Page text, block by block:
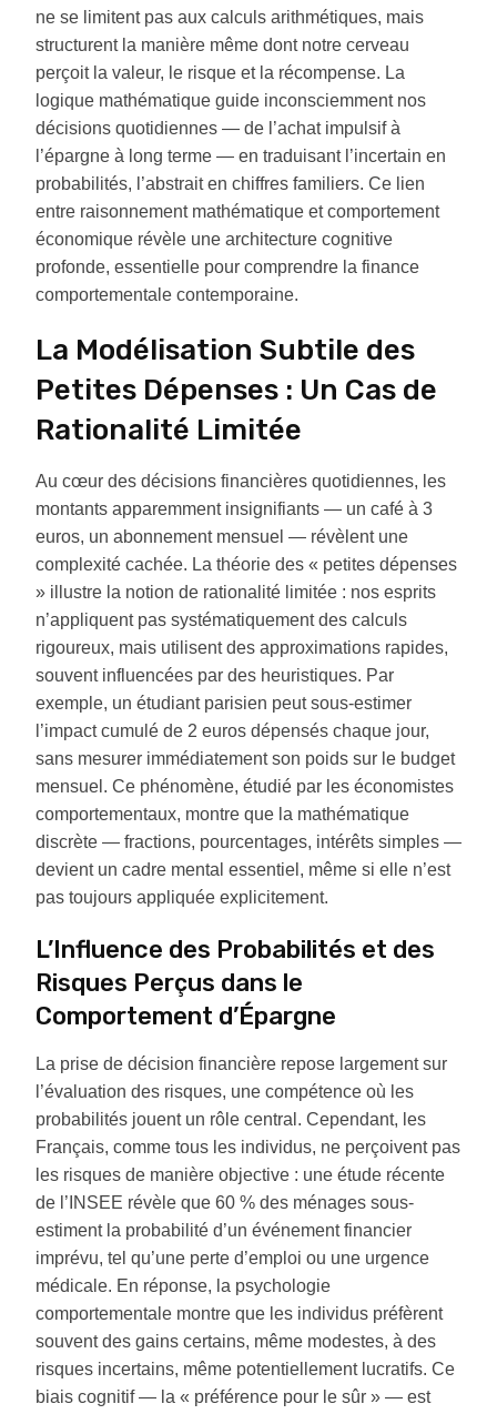
ne se limitent pas aux calculs arithmétiques, mais
structurent la manière même dont notre cerveau
perçoit la valeur, le risque et la récompense. La
logique mathématique guide inconsciemment nos
décisions quotidiennes — de l’achat impulsif à
l’épargne à long terme — en traduisant l’incertain en
probabilités, l’abstrait en chiffres familiers. Ce lien
entre raisonnement mathématique et comportement
économique révèle une architecture cognitive
profonde, essentielle pour comprendre la finance
comportementale contemporaine.
La Modélisation Subtile des
Petites Dépenses : Un Cas de
Rationalité Limitée
Au cœur des décisions financières quotidiennes, les
montants apparemment insignifiants — un café à 3
euros, un abonnement mensuel — révèlent une
complexité cachée. La théorie des « petites dépenses
» illustre la notion de rationalité limitée : nos esprits
n’appliquent pas systématiquement des calculs
rigoureux, mais utilisent des approximations rapides,
souvent influencées par des heuristiques. Par
exemple, un étudiant parisien peut sous-estimer
l’impact cumulé de 2 euros dépensés chaque jour,
sans mesurer immédiatement son poids sur le budget
mensuel. Ce phénomène, étudié par les économistes
comportementaux, montre que la mathématique
discrète — fractions, pourcentages, intérêts simples —
devient un cadre mental essentiel, même si elle n’est
pas toujours appliquée explicitement.
L’Influence des Probabilités et des
Risques Perçus dans le
Comportement d’Épargne
La prise de décision financière repose largement sur
l’évaluation des risques, une compétence où les
probabilités jouent un rôle central. Cependant, les
Français, comme tous les individus, ne perçoivent pas
les risques de manière objective : une étude récente
de l’INSEE révèle que 60 % des ménages sous-
estiment la probabilité d’un événement financier
imprévu, tel qu’une perte d’emploi ou une urgence
médicale. En réponse, la psychologie
comportementale montre que les individus préfèrent
souvent des gains certains, même modestes, à des
risques incertains, même potentiellement lucratifs. Ce
biais cognitif — la « préférence pour le sûr » — est